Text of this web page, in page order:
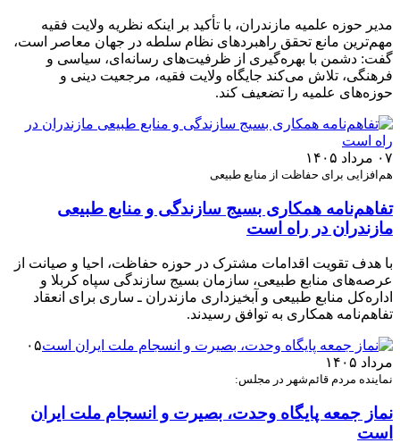
مدیر حوزه علمیه مازندران، با تأکید بر اینکه نظریه ولایت فقیه
مهم‌ترین مانع تحقق راهبردهای نظام سلطه در جهان معاصر است،
گفت: دشمن با بهره‌گیری از ظرفیت‌های رسانه‌ای، سیاسی و
فرهنگی، تلاش می‌کند جایگاه ولایت فقیه، مرجعیت دینی و
حوزه‌های علمیه را تضعیف کند.
۰۷ مرداد ۱۴۰۵
هم‌افزایی برای حفاظت از منابع طبیعی
تفاهم‌نامه همکاری بسیج سازندگی و منابع طبیعی
مازندران در راه است
با هدف تقویت اقدامات مشترک در حوزه حفاظت، احیا و صیانت از
عرصه‌های منابع طبیعی، سازمان بسیج سازندگی سپاه کربلا و
اداره‌کل منابع طبیعی و آبخیزداری مازندران ـ ساری برای انعقاد
تفاهم‌نامه همکاری به توافق رسیدند.
۰۵
مرداد ۱۴۰۵
نماینده مردم قائم‌شهر در مجلس:
نماز جمعه پایگاه وحدت، بصیرت و انسجام ملت ایران
است